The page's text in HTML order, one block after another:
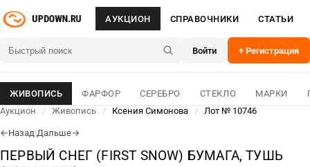
АУКЦИОН СПРАВОЧНИКИ СТАТЬИ
Войти + Регистрация
ЖИВОПИСЬ ФАРФОР СЕРЕБРО СТЕКЛО МАРКИ
Аукцион
/ Живопись / Ксения Симонова / Лот № 10746
←Назад|Дальше→
ПЕРВЫЙ СНЕГ (FIRST SNOW) БУМАГА, ТУШЬ